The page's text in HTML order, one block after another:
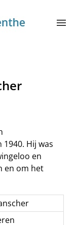
menu
Hij was
en
en om het